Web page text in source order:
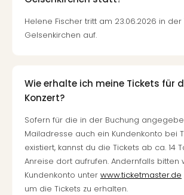
Helene Fischer tritt am 23.06.2026 in der
Gelsenkirchen auf.
Wie erhalte ich meine Tickets für
Konzert?
Sofern für die in der Buchung
Mailadresse auch ein Kundenkonto bei
existiert, kannst du die Tickets ab ca. 14
Anreise dort aufrufen. Andernfalls bitten
Kundenkonto unter www.ticketmaster.de
um die Tickets zu erhalten.